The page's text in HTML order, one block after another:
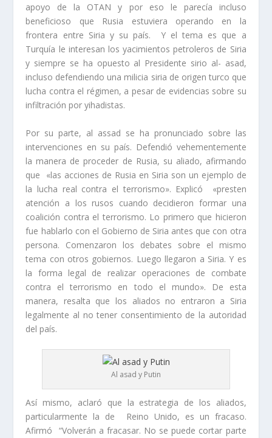
apoyo de la OTAN y por eso le parecía incluso
beneficioso que Rusia estuviera operando en la
frontera entre Siria y su país. Y el tema es que a
Turquía le interesan los yacimientos petroleros de Siria
y siempre se ha opuesto al Presidente sirio al- asad,
incluso defendiendo una milicia siria de origen turco que
lucha contra el régimen, a pesar de evidencias sobre su
infiltración por yihadistas.
Por su parte, al assad se ha pronunciado sobre las
intervenciones en su país. Defendió vehementemente
la manera de proceder de Rusia, su aliado, afirmando
que «las acciones de Rusia en Siria son un ejemplo de
la lucha real contra el terrorismo». Explicó «presten
atención a los rusos cuando decidieron formar una
coalición contra el terrorismo. Lo primero que hicieron
fue hablarlo con el Gobierno de Siria antes que con otra
persona. Comenzaron los debates sobre el mismo
tema con otros gobiernos. Luego llegaron a Siria. Y es
la forma legal de realizar operaciones de combate
contra el terrorismo en todo el mundo». De esta
manera, resalta que los aliados no entraron a Siria
legalmente al no tener consentimiento de la autoridad
del país.
Al asad y Putin
Así mismo, aclaró que la estrategia de los aliados,
particularmente la de Reino Unido, es un fracaso.
Afirmó “Volverán a fracasar. No se puede cortar parte